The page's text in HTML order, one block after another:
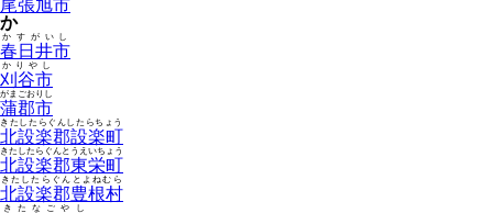
尾張旭市
か
春日井市
かすがいし
刈谷市
かりやし
蒲郡市
がまごおりし
北設楽郡設楽町
きたしたらぐんしたらちょう
北設楽郡東栄町
きたしたらぐんとうえいちょう
北設楽郡豊根村
きたしたらぐんとよねむら
きたなごやし